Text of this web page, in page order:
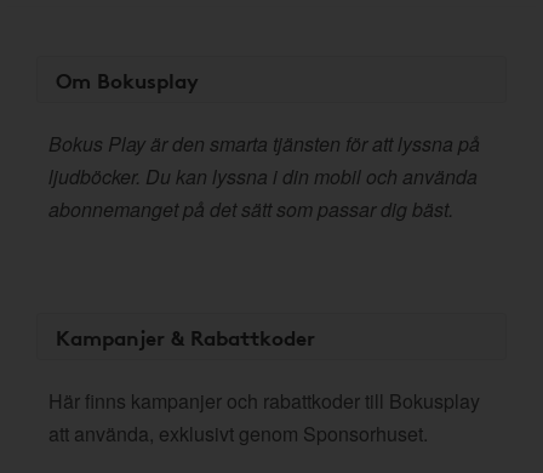
Om Bokusplay
Bokus Play är den smarta tjänsten för att lyssna på
ljudböcker. Du kan lyssna i din mobil och använda
abonnemanget på det sätt som passar dig bäst.
Kampanjer & Rabattkoder
Här finns kampanjer och rabattkoder till Bokusplay
att använda, exklusivt genom Sponsorhuset.